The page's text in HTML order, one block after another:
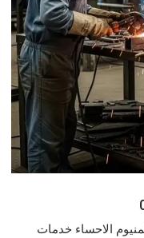
الاحساء خدمات